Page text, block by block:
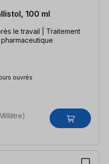
100 ml
le travail | Traitement
ouvrés